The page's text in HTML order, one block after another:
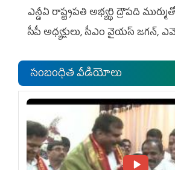
ఎన్డీఏ రాష్ట్ర‌ప‌తి అభ్య‌ర్థి ద్రౌప‌ది
సీపీ అధ్య‌క్షులు, సీఎం వైయ‌స్ జ‌గ‌న్,
సంబంధిత వీడియోలు